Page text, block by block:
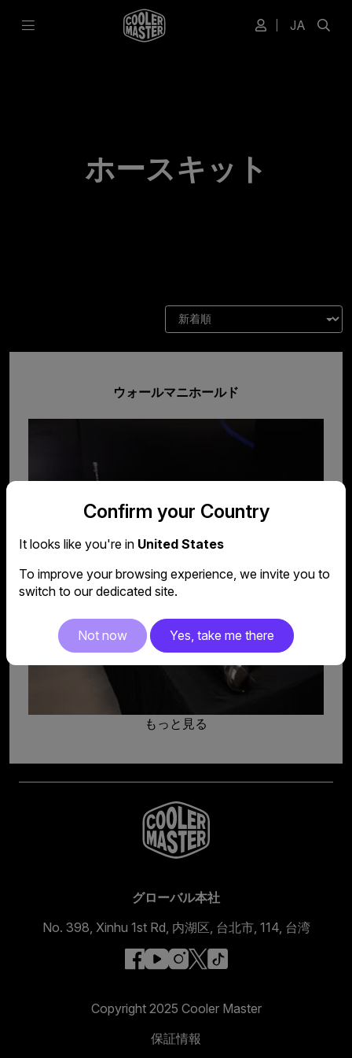
JA
ホースキット
ウォールマニホールド
もっと見る
グローバル本社
No. 398, Xinhu 1st Rd, 内湖区, 台北市, 114, 台湾
facebook
youtube
instagram
x
Copyright 2025 Cooler Master
保証情報
Confirm your Country
It looks like you're in United States
To improve your browsing experience, we invite you to
switch to our dedicated site.
Not now Yes, take me there